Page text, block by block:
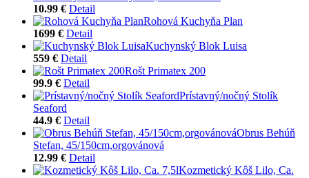
10.99 € Detail
Rohová Kuchyňa Plan
1699 € Detail
Kuchynský Blok Luisa
559 € Detail
Rošt Primatex 200
99.9 € Detail
Prístavný/nočný Stolík
Seaford
44.9 € Detail
Obrus Behúň
Stefan, 45/150cm,orgovánová
12.99 € Detail
Kozmetický Kôš Lilo, Ca.